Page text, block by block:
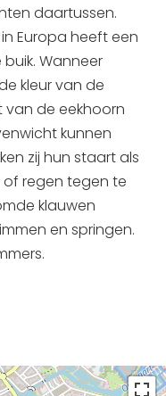
daartussen.
Europa heeft een
Wanneer
kleur van de
van de eekhoorn
kunnen
zij hun staart als
regen tegen te
klauwen
en springen.